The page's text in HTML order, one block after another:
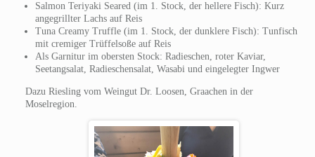
Salmon Teriyaki Seared (im 1. Stock, der hellere Fisch): Kurz
angegrillter Lachs auf Reis
Tuna Creamy Truffle (im 1. Stock, der dunklere Fisch): Tunfisch
mit cremiger Trüffelsoße auf Reis
Als Garnitur im obersten Stock: Radieschen, roter Kaviar,
Seetangsalat, Radieschensalat, Wasabi und eingelegter Ingwer
Dazu Riesling vom Weingut Dr. Loosen, Graachen in der
Moselregion.